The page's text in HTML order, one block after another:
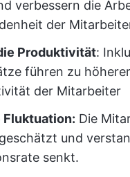
verbessern die
der
Produktivität:
führen zu
der Mitarbeiter
Fluktuation: Die
und
senkt.